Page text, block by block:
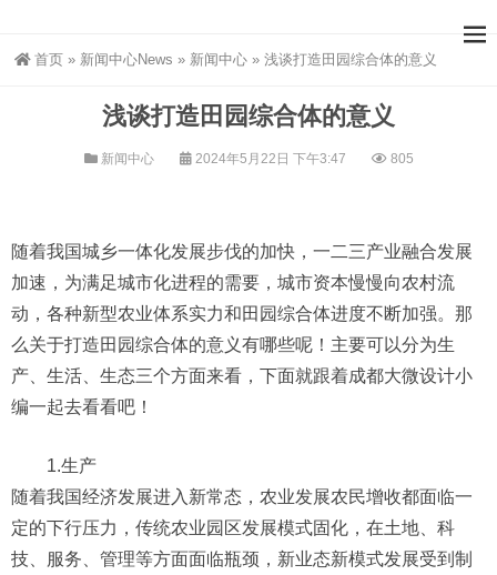
首页 » 新闻中心News » 新闻中心 » 浅谈打造田园综合体的意义
浅谈打造田园综合体的意义
新闻中心 2024年5月22日 下午3:47 805
随着我国城乡一体化发展步伐的加快，一二三产业融合发展
加速，为满足城市化进程的需要，城市资本慢慢向农村流
动，各种新型农业体系实力和田园综合体进度不断加强。那
么关于打造田园综合体的意义有哪些呢！主要可以分为生
产、生活、生态三个方面来看，下面就跟着成都大微设计小
编一起去看看吧！
1.生产
随着我国经济发展进入新常态，农业发展农民增收都面临一
定的下行压力，传统农业园区发展模式固化，在土地、科
技、服务、管理等方面面临瓶颈，新业态新模式发展受到制